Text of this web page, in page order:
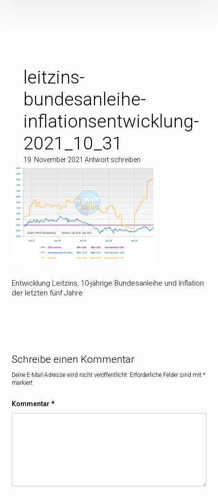
leitzins-
bundesanleihe-
inflationsentwicklung-
2021_10_31
19. November 2021 Antwort schreiben
Entwicklung Leitzins, 10-jährige Bundesanleihe und Inflation
der letzten fünf Jahre
Schreibe einen Kommentar
Deine E-Mail-Adresse wird nicht veröffentlicht. Erforderliche Felder sind mit *
markiert
Kommentar *